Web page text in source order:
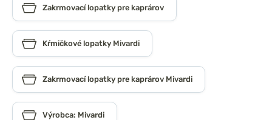
Zakrmovací lopatky pre kaprárov
Kŕmičkové lopatky Mivardi
Zakrmovací lopatky pre kaprárov Mivardi
Výrobca: Mivardi